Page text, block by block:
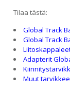
Tilaa tästä:
Global Track
Global Track
Adapterit
Muut